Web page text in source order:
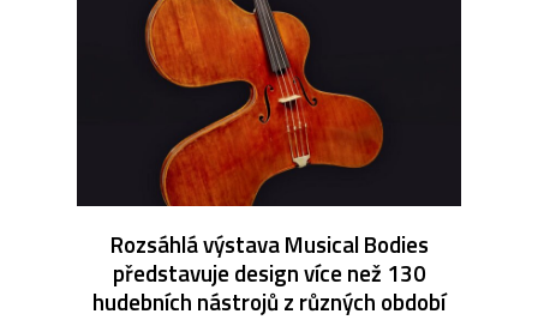
Rozsáhlá výstava Musical Bodies
představuje design více než 130
hudebních nástrojů z různých období